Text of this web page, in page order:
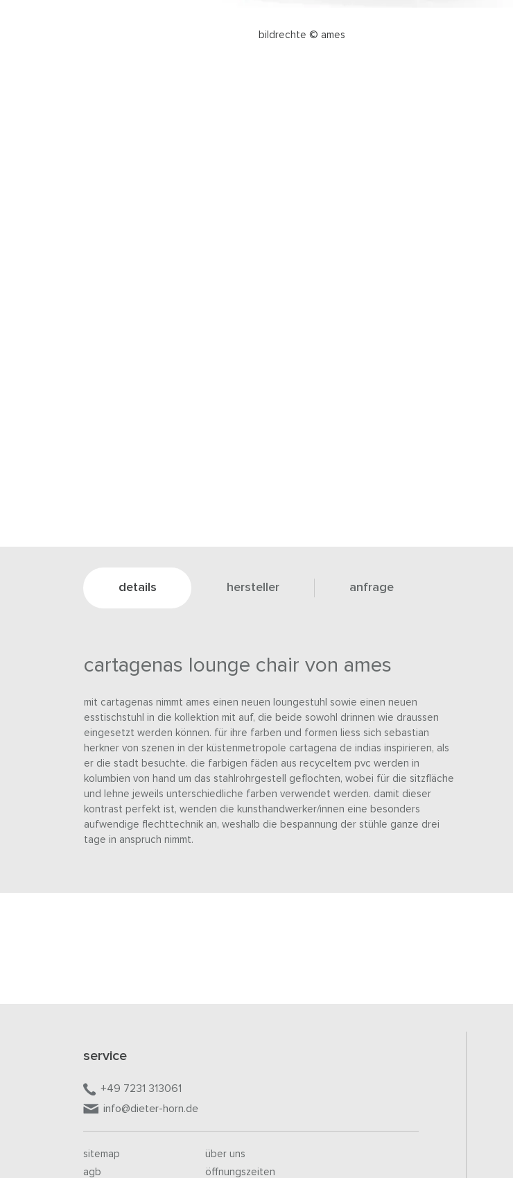
bildrechte © ames
details hersteller anfrage
cartagenas lounge chair von ames
mit cartagenas nimmt ames einen neuen loungestuhl sowie einen neuen
esstischstuhl in die kollektion mit auf, die beide sowohl drinnen wie draussen
eingesetzt werden können. für ihre farben und formen liess sich sebastian
herkner von szenen in der küstenmetropole cartagena de indias inspirieren, als
er die stadt besuchte. die farbigen fäden aus recyceltem pvc werden in
kolumbien von hand um das stahlrohrgestell geflochten, wobei für die sitzfläche
und lehne jeweils unterschiedliche farben verwendet werden. damit dieser
kontrast perfekt ist, wenden die kunsthandwerker/innen eine besonders
aufwendige flechttechnik an, weshalb die bespannung der stühle ganze drei
tage in anspruch nimmt.
service
+49 7231 313061
info@dieter-horn.de
sitemap
agb
über uns
öffnungszeiten